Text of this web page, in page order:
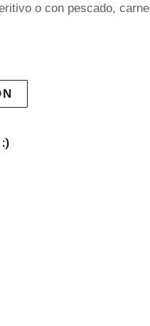
o con pescado,